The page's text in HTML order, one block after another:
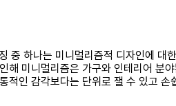
중 하나는 미니멀리즘적 디자인에
미니멀리즘은 가구와 인테리어
인 감각보다는 단위로 잴 수 있고